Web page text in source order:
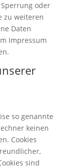
oder
zu weiteren
Daten
Impressum
so genannte
keinen
Cookies
sind